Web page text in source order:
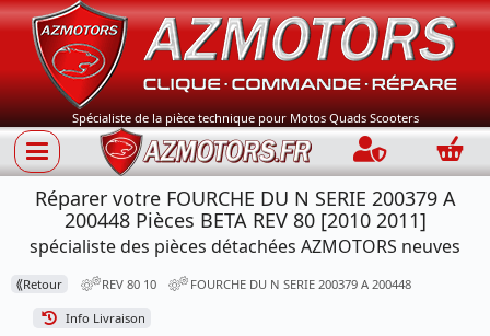
Spécialiste de la pièce technique pour Motos Quads Scooters
Connection
Réparer votre FOURCHE DU N SERIE 200379 A
200448 Pièces BETA REV 80 [2010 2011]
spécialiste des pièces détachées AZMOTORS neuves
⟪Retour REV 80 10 FOURCHE DU N SERIE 200379 A 200448
Info Livraison